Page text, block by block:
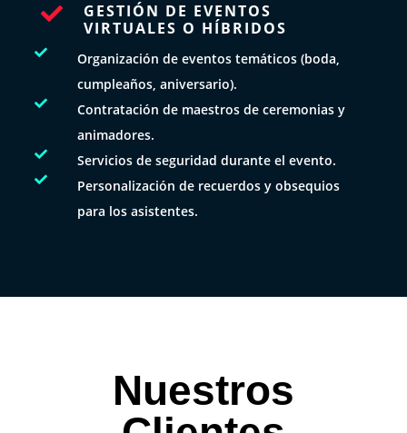

GESTIÓN DE EVENTOS
VIRTUALES O HÍBRIDOS

Organización de eventos temáticos (boda,
cumpleaños, aniversario).

Contratación de maestros de ceremonias y
animadores.
 Servicios de seguridad durante el evento.

Personalización de recuerdos y obsequios
para los asistentes.
Nuestros